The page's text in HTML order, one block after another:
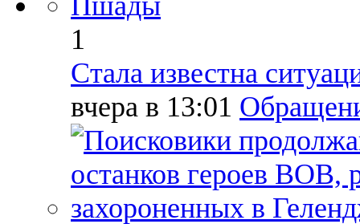
1
Стала известна
вчера в 13:01